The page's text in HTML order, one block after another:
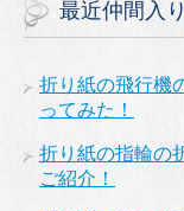
最近仲間入
折り紙の飛行機
ってみた！
折り紙の指輪の
ご紹介！